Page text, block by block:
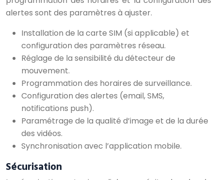
alertes sont des paramètres à ajuster.
Installation de la carte SIM (si applicable) et
configuration des paramètres réseau.
Réglage de la sensibilité du détecteur de
mouvement.
Programmation des horaires de surveillance.
Configuration des alertes (email, SMS,
notifications push).
Paramétrage de la qualité d’image et de la durée
des vidéos.
Synchronisation avec l’application mobile.
Sécurisation